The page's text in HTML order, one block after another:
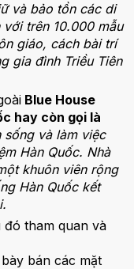
và bảo tồn các di
với trên 10.000 mẫu
giáo, cách bài trí
gia đình Triều Tiên
Blue House
hay còn gọi là
và làm việc
Hàn Quốc. Nhà
khuôn viên rộng
Hàn Quốc kết
tham quan và
bán các mặt